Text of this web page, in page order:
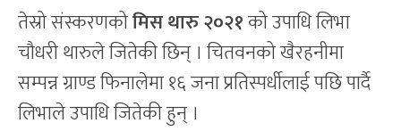
तेस्रो संस्करणकोमिस थारु २०२१को उपाधि लिभा
चौधरी थारुले जितेकी छिन् । चितवनको खैरहनीमा
सम्पन्न ग्राण्ड फिनालेमा १६ जना प्रतिस्पर्धीलाई पछि पार्दै
लिभाले उपाधि जितेकी हुन् ।